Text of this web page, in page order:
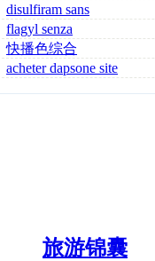
disulfiram sans
flagyl senza
medica flagyl si
快播色综合
acheter dapsone site
旅游锦囊